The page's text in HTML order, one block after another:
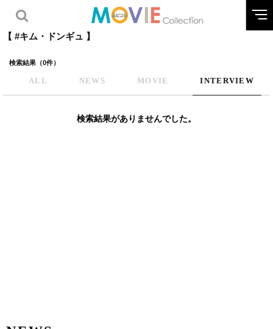
【 #キム・ドンギュ 】
検索結果（0件）
ALL NEWS MOVIE INTERVIEW
検索結果がありませんでした。